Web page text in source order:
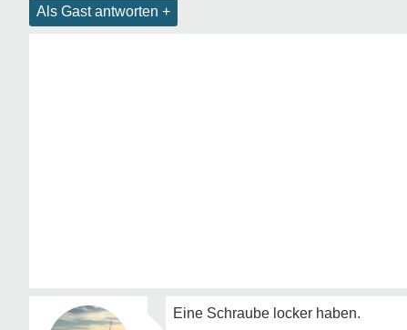
Als Gast antworten +
Eine Schraube locker haben.